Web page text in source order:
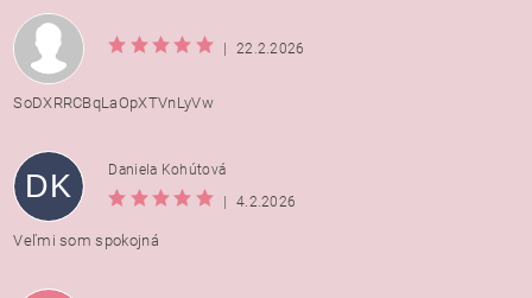
| 22.2.2026
SoDXRRCBqLaOpXTVnLyVw
DK
Daniela Kohútová
|
4.2.2026
Veľmi som spokojná